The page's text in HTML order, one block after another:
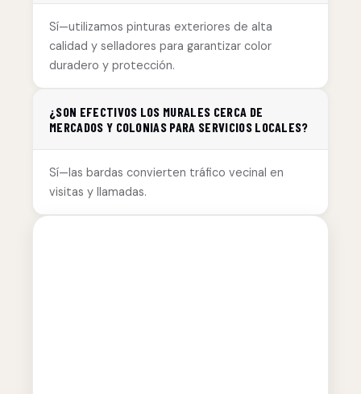
Sí—utilizamos pinturas exteriores de alta
calidad y selladores para garantizar color
duradero y protección.
¿SON EFECTIVOS LOS MURALES CERCA DE
MERCADOS Y COLONIAS PARA SERVICIOS LOCALES?
Sí—las bardas convierten tráfico vecinal en
visitas y llamadas.